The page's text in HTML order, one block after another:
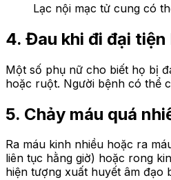
Lạc nội mạc tử cung có
4. Đau khi đi đại
Một số phụ nữ cho biết họ bị
hoặc ruột. Người bệnh có thể
5. Chảy máu quá
Ra máu kinh nhiều hoặc ra
liên tục hằng giờ) hoặc rong
hiện tượng xuất huyết âm đạo